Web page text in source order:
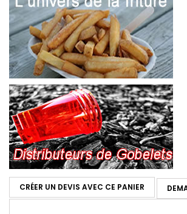
CRÉER UN DEVIS AVEC CE PANIER